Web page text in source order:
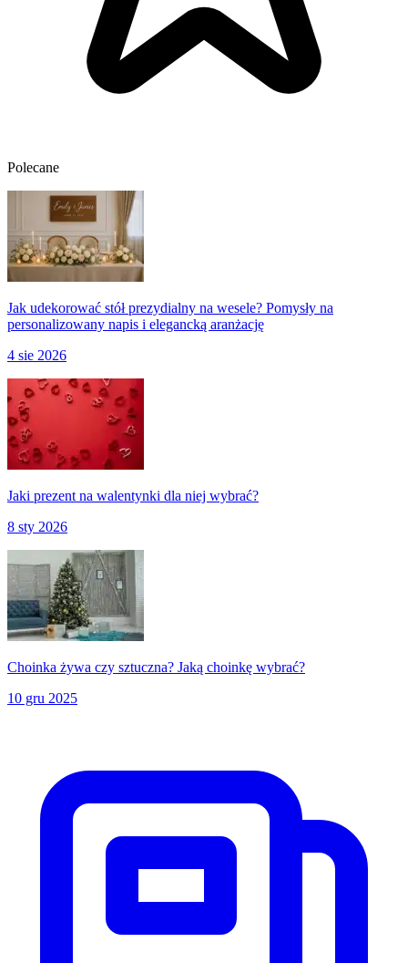
Polecane
Jak udekorować stół prezydialny na wesele? Pomysły na
personalizowany napis i elegancką aranżację
4 sie 2026
Jaki prezent na walentynki dla niej wybrać?
8 sty 2026
Choinka żywa czy sztuczna? Jaką choinkę wybrać?
10 gru 2025